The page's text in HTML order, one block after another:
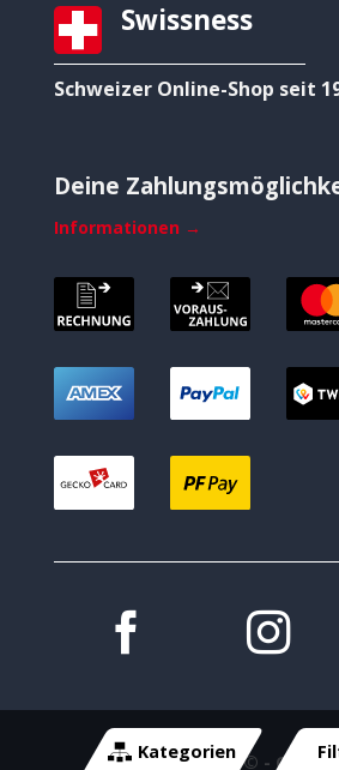
Kategorien
Swissness
Schweizer Online-Shop seit
Deine
Informationen →
Copyright 2026 © - Cycle-